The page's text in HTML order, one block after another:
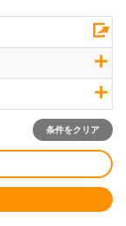
条件をクリア